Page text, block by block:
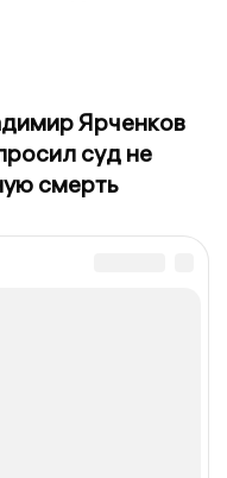
Ярченков
суд не
смерть